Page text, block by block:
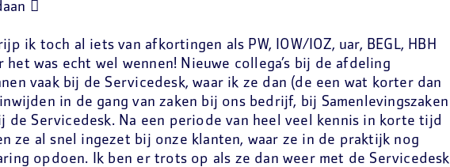

ik toch al iets van afkortingen als PW, IOW/IOZ, uar, BEGL, HBH
het was echt wel wennen! Nieuwe collega’s bij de afdeling
vaak bij de Servicedesk, waar ik ze dan (de een wat korter dan
in de gang van zaken bij ons bedrijf, bij Samenlevingszaken
de Servicedesk. Na een periode van heel veel kennis in korte tijd
ze al snel ingezet bij onze klanten, waar ze in de praktijk nog
opdoen. Ik ben er trots op als ze dan weer met de Servicedesk